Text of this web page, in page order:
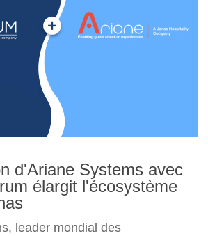
d'Ariane Systems avec
élargit l'écosystème
leader mondial des